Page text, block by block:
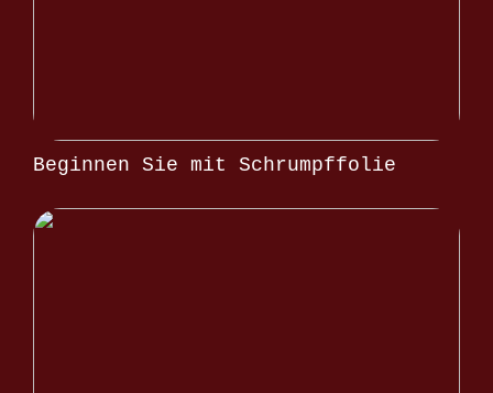
Beginnen Sie mit Schrumpffolie